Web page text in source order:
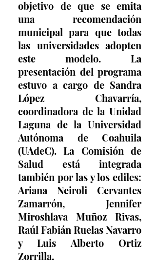
objetivo de que se emita
una recomendación
municipal para que todas
las universidades adopten
este modelo. La
presentación del programa
estuvo a cargo de Sandra
López Chavarría,
coordinadora de la Unidad
Laguna de la Universidad
Autónoma de Coahuila
(UAdeC). La Comisión de
Salud está integrada
también por las y los ediles:
Ariana Neiroli Cervantes
Zamarrón, Jennifer
Miroshlava Muñoz Rivas,
Raúl Fabián Ruelas Navarro
y Luis Alberto Ortiz
Zorrilla.